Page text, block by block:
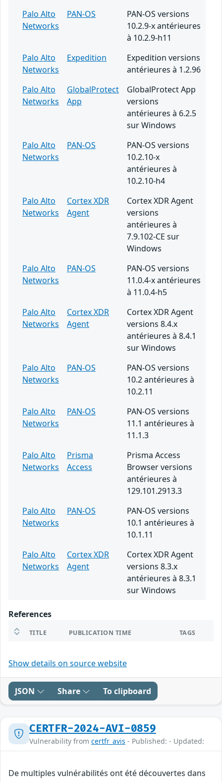
Palo Alto
Networks
PAN-OS
PAN-OS versions
10.2.9-x antérieures
à 10.2.9-h11
Palo Alto
Networks
Expedition
Expedition versions
antérieures à 1.2.96
Palo Alto
Networks
GlobalProtect
App
GlobalProtect App
versions
antérieures à 6.2.5
sur Windows
Palo Alto
Networks
PAN-OS
PAN-OS versions
10.2.10-x
antérieures à
10.2.10-h4
Palo Alto
Networks
Cortex XDR
Agent
Cortex XDR Agent
versions
antérieures à
7.9.102-CE sur
Windows
Palo Alto
Networks
PAN-OS
PAN-OS versions
11.0.4-x antérieures
à 11.0.4-h5
Palo Alto
Networks
Cortex XDR
Agent
Cortex XDR Agent
versions 8.4.x
antérieures à 8.4.1
sur Windows
Palo Alto
Networks
PAN-OS
PAN-OS versions
10.2 antérieures à
10.2.11
Palo Alto
Networks
PAN-OS
PAN-OS versions
11.1 antérieures à
11.1.3
Palo Alto
Networks
Prisma
Access
Prisma Access
Browser versions
antérieures à
129.101.2913.3
Palo Alto
Networks
PAN-OS
PAN-OS versions
10.1 antérieures à
10.1.11
Palo Alto
Networks
Cortex XDR
Agent
Cortex XDR Agent
versions 8.3.x
antérieures à 8.3.1
sur Windows
References
TITLE PUBLICATION TIME TAGS
Show details on source website
JSON Share To clipboard
CERTFR-2024-AVI-0859
Vulnerability from certfr_avis - Published: - Updated:
De multiples vulnérabilités ont été découvertes dans